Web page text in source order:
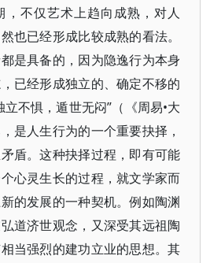
不仅艺术上趋向成熟，对人
也已经形成比较成熟的看法。
是具备的，因为隐逸行为本身
已经形成独立的、确定不移的
不惧，遁世无闷”（《周易•大
是人生行为的一个重要抉择，
盾。这种抉择过程，即有可能
心灵生长的过程，就文学家而
的发展的一种契机。例如陶渊
道济世观念，又深受其远祖陶
当强烈的建功立业的思想。其